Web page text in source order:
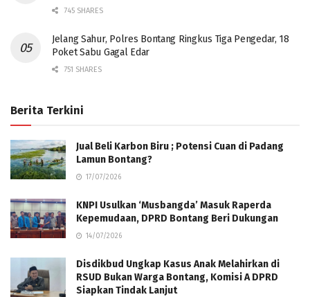
745 SHARES
Jelang Sahur, Polres Bontang Ringkus Tiga Pengedar, 18
Poket Sabu Gagal Edar
751 SHARES
Berita Terkini
Jual Beli Karbon Biru ; Potensi Cuan di Padang
Lamun Bontang?
17/07/2026
KNPI Usulkan ‘Musbangda’ Masuk Raperda
Kepemudaan, DPRD Bontang Beri Dukungan
14/07/2026
Disdikbud Ungkap Kasus Anak Melahirkan di
RSUD Bukan Warga Bontang, Komisi A DPRD
Siapkan Tindak Lanjut